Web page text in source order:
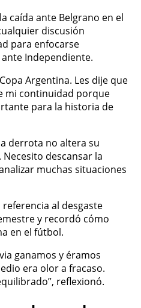
caída ante Belgrano en el
discusión
para enfocarse
Independiente.
Argentina. Les dije que
mi continuidad porque
para la historia de
derrota no altera su
descansar la
muchas situaciones
al desgaste
y recordó cómo
en el fútbol.
ganamos y éramos
era olor a fracaso.
reflexionó.